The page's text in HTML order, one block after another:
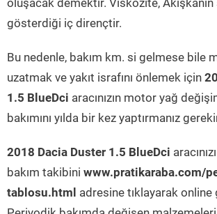
oluşacak demektir. Viskozite, Akışkanın
gösterdiği iç dirençtir.
Bu nedenle, bakım km. si gelmese bile
uzatmak ve yakıt israfını önlemek için
1.5 BlueDci aracınızın motor yağ
bakımını yılda bir kez yaptırmanız
2018 Dacia Duster 1.5 BlueDci
bakım takibini www.pratikaraba.com/
tablosu.html adresine tıklayarak